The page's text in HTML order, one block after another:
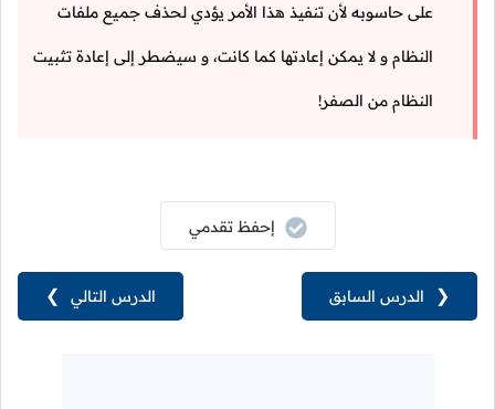
على حاسوبه لأن تنفيذ هذا الأمر يؤدي لحذف جميع ملفات
النظام و لا يمكن إعادتها كما كانت، و سيضطر إلى إعادة تثبيت
النظام من الصفر!
الدرس التالي ❯
إحفظ تقدمي
❮ الدرس السابق